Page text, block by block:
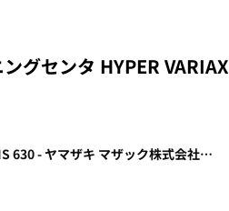
グセンタ HYPER
630 - ヤマザキ マザック株式会社…